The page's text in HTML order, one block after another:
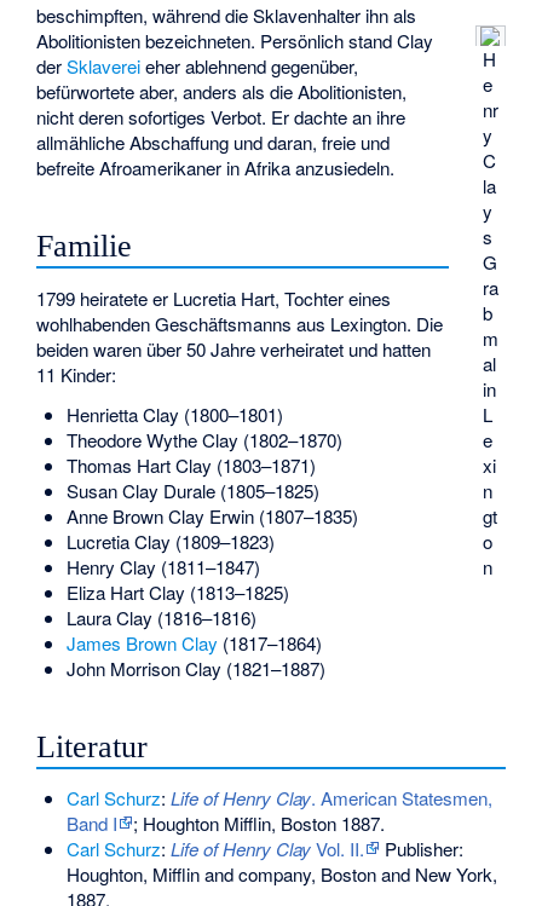
H
e
nr
y
C
la
y
s
G
ra
b
m
al
in
L
e
xi
n
gt
o
n
beschimpften, während die Sklavenhalter ihn als
Abolitionisten bezeichneten. Persönlich stand Clay
derSklavereieher ablehnend gegenüber,
befürwortete aber, anders als die Abolitionisten,
nicht deren sofortiges Verbot. Er dachte an ihre
allmähliche Abschaffung und daran, freie und
befreite Afroamerikaner in Afrika anzusiedeln.
Familie
1799 heiratete er Lucretia Hart, Tochter eines
wohlhabenden Geschäftsmanns aus Lexington. Die
beiden waren über 50 Jahre verheiratet und hatten
11 Kinder:
Henrietta Clay (1800–1801)
Theodore Wythe Clay (1802–1870)
Thomas Hart Clay (1803–1871)
Susan Clay Durale (1805–1825)
Anne Brown Clay Erwin (1807–1835)
Lucretia Clay (1809–1823)
Henry Clay (1811–1847)
Eliza Hart Clay (1813–1825)
Laura Clay (1816–1816)
James Brown Clay (1817–1864)
John Morrison Clay (1821–1887)
Literatur
Carl Schurz: Life of Henry Clay. American Statesmen,
Band I
; Houghton Mifflin, Boston 1887.
Carl Schurz: Life of Henry ClayVol. II.
Publisher:
Houghton, Mifflin and company, Boston and New York,
1887.